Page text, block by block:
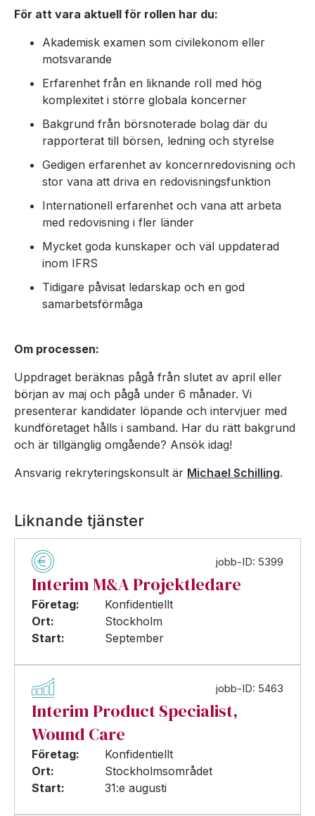
För att vara aktuell för rollen har du:
Akademisk examen som civilekonom eller
motsvarande
Erfarenhet från en liknande roll med hög
komplexitet i större globala koncerner
Bakgrund från börsnoterade bolag där du
rapporterat till börsen, ledning och styrelse
Gedigen erfarenhet av koncernredovisning och
stor vana att driva en redovisningsfunktion
Internationell erfarenhet och vana att arbeta
med redovisning i fler länder
Mycket goda kunskaper och väl uppdaterad
inom IFRS
Tidigare påvisat ledarskap och en god
samarbetsförmåga
Om processen:
Uppdraget beräknas pågå från slutet av april eller
början av maj och pågå under 6 månader. Vi
presenterar kandidater löpande och intervjuer med
kundföretaget hålls i samband. Har du rätt bakgrund
och är tillgänglig omgående? Ansök idag!
Ansvarig rekryteringskonsult är Michael Schilling.
Liknande tjänster
jobb-ID: 5399
Interim M&A Projektledare
Företag:
Konfidentiellt
Ort:
Stockholm
Start:
September
jobb-ID: 5463
Interim Product Specialist,
Wound Care
Företag:
Konfidentiellt
Ort:
Stockholmsområdet
Start:
31:e augusti